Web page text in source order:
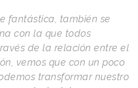
fantástica, también se
con la que todos
de la relación entre el
vemos que con un poco
transformar nuestro